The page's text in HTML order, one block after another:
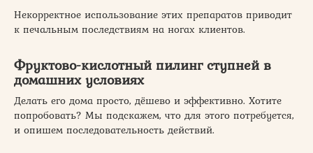
Некорректное использование этих препаратов приводит
к печальным последствиям на ногах клиентов.
Фруктово-кислотный пилинг ступней в
домашних условиях
Делать его дома просто, дёшево и эффективно. Хотите
попробовать? Мы подскажем, что для этого потребуется,
и опишем последовательность действий.